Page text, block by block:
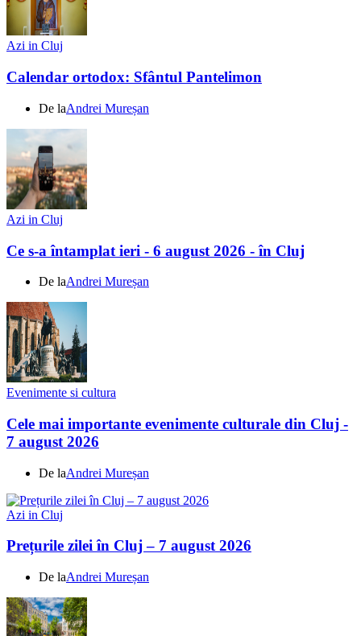
Azi in Cluj
Calendar ortodox: Sfântul Pantelimon
De laAndrei Mureșan
Azi in Cluj
Ce s-a întamplat ieri - 6 august 2026 - în Cluj
De laAndrei Mureșan
Evenimente si cultura
Cele mai importante evenimente culturale din Cluj -
7 august 2026
De laAndrei Mureșan
Azi in Cluj
Prețurile zilei în Cluj – 7 august 2026
De laAndrei Mureșan